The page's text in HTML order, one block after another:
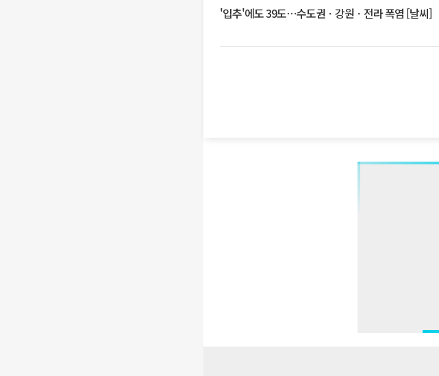
'입추'에도 39도⋯수도권ㆍ강원ㆍ전라 폭염 [날씨]